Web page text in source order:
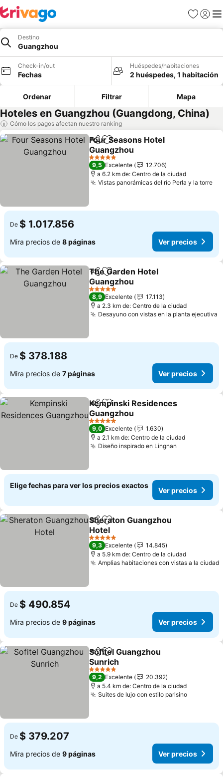
Favoritos
Iniciar
Destino
Guangzhou
Check-in/out
Fechas
Huéspedes/habitaciones
2 huéspedes, 1 habitación
Ordenar Filtrar Mapa
Hoteles en Guangzhou (Guangdong, China)
Cómo los pagos afectan nuestro ranking
CompartirAgregar a favoritos
Four Seasons Hotel
Guangzhou
Ver precios
5 Estrellas
9,5 Excelente
12.706
a 6.2 km de: Centro de la ciudad
Vistas panorámicas del río Perla y la torre
De $ 1.017.856
Mira precios de 8 páginas Ver precios
Compartir
Agregar a favoritos
The Garden Hotel
Guangzhou
Ver precios
5 Estrellas
8,9 Excelente
17.113
a 2.3 km de: Centro de la ciudad
Desayuno con vistas en la planta ejecutiva
De $ 378.188
Mira precios de 7 páginas Ver precios
CompartirAgregar a favoritos
Kempinski Residences
Guangzhou
Ver precios
5 Estrellas
9,0 Excelente
1.630
a 2.1 km de: Centro de la ciudad
Diseño inspirado en Lingnan
Elige fechas para ver los precios exactos
Ver precios
CompartirAgregar a favoritos
Sheraton Guangzhou
Hotel
Ver precios
5 Estrellas
9,3 Excelente
14.845
a 5.9 km de: Centro de la ciudad
Amplias habitaciones con vistas a la ciudad
De $ 490.854
Mira precios de 9 páginas Ver precios
CompartirAgregar a favoritos
Sofitel Guangzhou
Sunrich
Ver precios
5 Estrellas
9,2 Excelente
20.392
a 5.4 km de: Centro de la ciudad
Suites de lujo con estilo parisinoVer
De $ 379.207
Mira precios de 9 páginas Ver precios